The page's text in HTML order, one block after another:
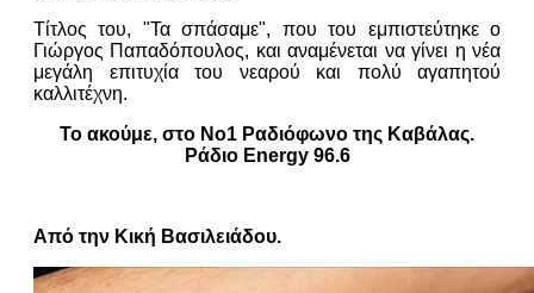
Τίτλος του, "Τα σπάσαμε", που του εμπιστεύτηκε ο
Γιώργος Παπαδόπουλος, και αναμένεται να γίνει η νέα
μεγάλη επιτυχία του νεαρού και πολύ αγαπητού
καλλιτέχνη.
Το ακούμε, στο Νο1 Ραδιόφωνο της Καβάλας.
Ράδιο Energy 96.6
Από την Κική Βασιλειάδου.